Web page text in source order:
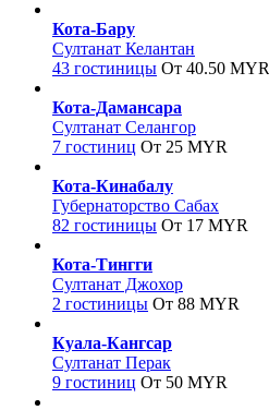
Кота-Бару
Султанат Келантан
43 гостиницы От 40.50 MYR
Кота-Дамансара
Султанат Селангор
7 гостиниц От 25 MYR
Кота-Кинабалу
Губернаторство Сабах
82 гостиницы От 17 MYR
Кота-Тингги
Султанат Джохор
2 гостиницы От 88 MYR
Куала-Кангсар
Султанат Перак
9 гостиниц От 50 MYR